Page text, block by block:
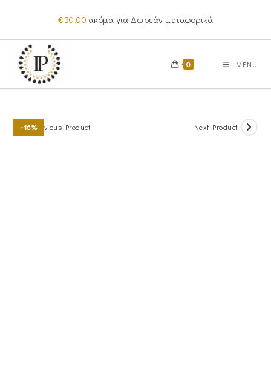
content
€50.00 ακόμα για Δωρεάν μεταφορικά
0 MENU
-16%Previous Product Next Product